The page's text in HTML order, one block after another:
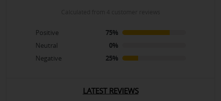
Positive
75%
Neutral
0%
Negative
25%
LATEST REVIEWS